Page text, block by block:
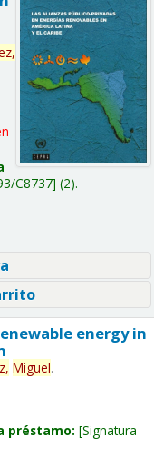
C8737 (2).
energy in
Miguel.
préstamo: Signatura